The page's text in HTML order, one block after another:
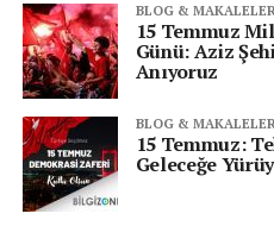
BLOG &
15 Temmuz
Günü: Aziz
Anıyoruz
BLOG &
15 Temmuz:
Geleceğe